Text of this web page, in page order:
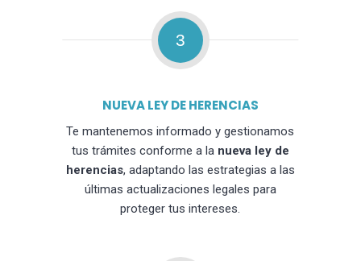
3
NUEVA LEY DE HERENCIAS
Te mantenemos informado y gestionamos
tus trámites conforme a la nueva ley de
herencias, adaptando las estrategias a las
últimas actualizaciones legales para
proteger tus intereses.